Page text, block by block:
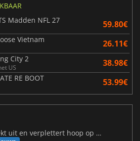
Madden NFL 27
59.80€
Vietnam 26.11€
City 2
US 38.98€
RE BOOT 53.99€
Steam Frame-prijs lekt uit en verplettert hoop op betaalbare VR